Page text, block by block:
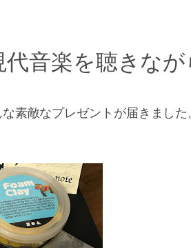
音楽を聴きなが
素敵なプレゼントが届きました